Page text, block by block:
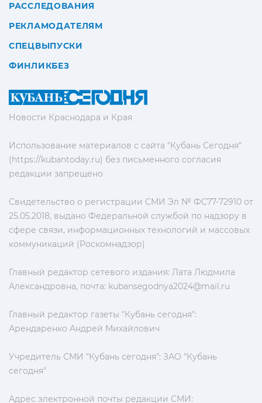
Новости Краснодара и Края
Использование материалов с сайта "Кубань Сегодня"
(https://kubantoday.ru) без письменного согласия
редакции запрещено
Свидетельство о регистрации СМИ Эл № ФС77-72910 от
25.05.2018, выдано Федеральной службой по надзору в
сфере связи, информационных технологий и массовых
коммуникаций (Роскомнадзор)
Главный редактор сетевого издания: Лата Людмила
Александровна, почта: kubansegodnya2024@mail.ru
Главный редактор газеты "Кубань сегодня":
Арендаренко Андрей Михайлович
Учредитель СМИ "Кубань сегодня": ЗАО "Кубань
сегодня"
Адрес электронной почты редакции СМИ:
РАССЛЕДОВАНИЯ
РЕКЛАМОДАТЕЛЯМ
СПЕЦВЫПУСКИ
ФИНЛИКБЕЗ